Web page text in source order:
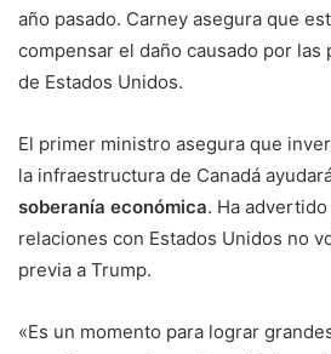
año pasado. Carney asegura que
compensar el daño causado por las
de Estados Unidos.
El primer ministro asegura que
la infraestructura de Canadá
soberanía económica. Ha
relaciones con Estados Unidos no
previa a Trump.
«Es un momento para lograr